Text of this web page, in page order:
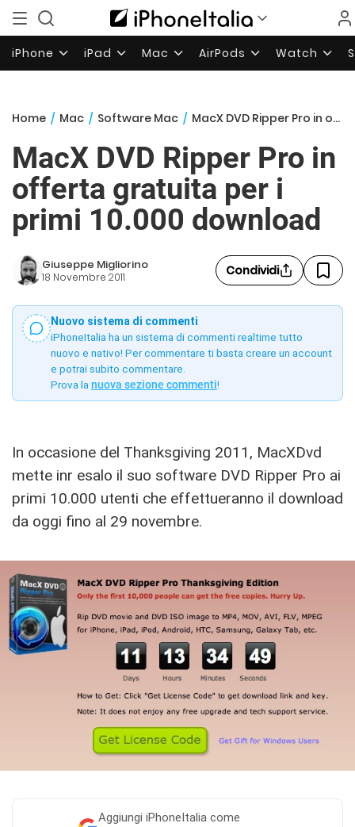
iPhone iPad Mac AirPods Watch
Home / Mac / Software Mac / MacX DVD Ripper Pro in offerta gratuita per i primi 10.000 download
MacX DVD Ripper Pro in
offerta gratuita per i
primi 10.000 download
Giuseppe Migliorino
18 Novembre 2011 Condividi
Nuovo sistema di commenti
iPhoneItalia ha un sistema di commenti realtime tutto
nuovo e nativo! Per commentare ti basta creare un account
e potrai subito commentare.
Prova la nuova sezione commenti!
In occasione del Thanksgiving 2011, MacXDvd
mette inr esalo il suo software DVD Ripper Pro ai
primi 10.000 utenti che effettueranno il download
da oggi fino al 29 novembre.
Aggiungi iPhoneItalia come